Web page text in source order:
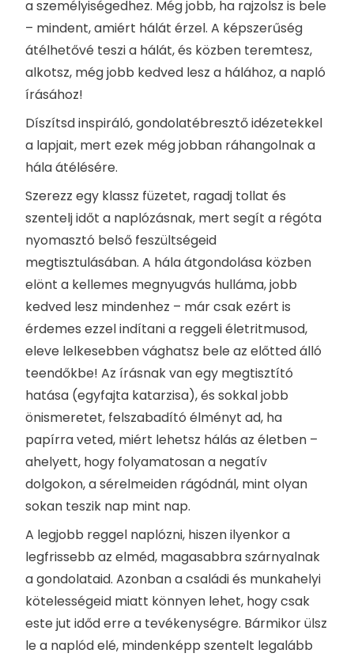
a személyiségedhez. Még jobb, ha rajzolsz is bele
– mindent, amiért hálát érzel. A képszerűség
átélhetővé teszi a hálát, és közben teremtesz,
alkotsz, még jobb kedved lesz a hálához, a napló
írásához!
Díszítsd inspiráló, gondolatébresztő idézetekkel
a lapjait, mert ezek még jobban ráhangolnak a
hála átélésére.
Szerezz egy klassz füzetet, ragadj tollat és
szentelj időt a naplózásnak, mert segít a régóta
nyomasztó belső feszültségeid
megtisztulásában. A hála átgondolása közben
elönt a kellemes megnyugvás hulláma, jobb
kedved lesz mindenhez – már csak ezért is
érdemes ezzel indítani a reggeli életritmusod,
eleve lelkesebben vághatsz bele az előtted álló
teendőkbe! Az írásnak van egy megtisztító
hatása (egyfajta katarzisa), és sokkal jobb
önismeretet, felszabadító élményt ad, ha
papírra veted, miért lehetsz hálás az életben –
ahelyett, hogy folyamatosan a negatív
dolgokon, a sérelmeiden rágódnál, mint olyan
sokan teszik nap mint nap.
A legjobb reggel naplózni, hiszen ilyenkor a
legfrissebb az elméd, magasabbra szárnyalnak
a gondolataid. Azonban a családi és munkahelyi
kötelességeid miatt könnyen lehet, hogy csak
este jut időd erre a tevékenységre. Bármikor ülsz
le a naplód elé, mindenképp szentelt legalább